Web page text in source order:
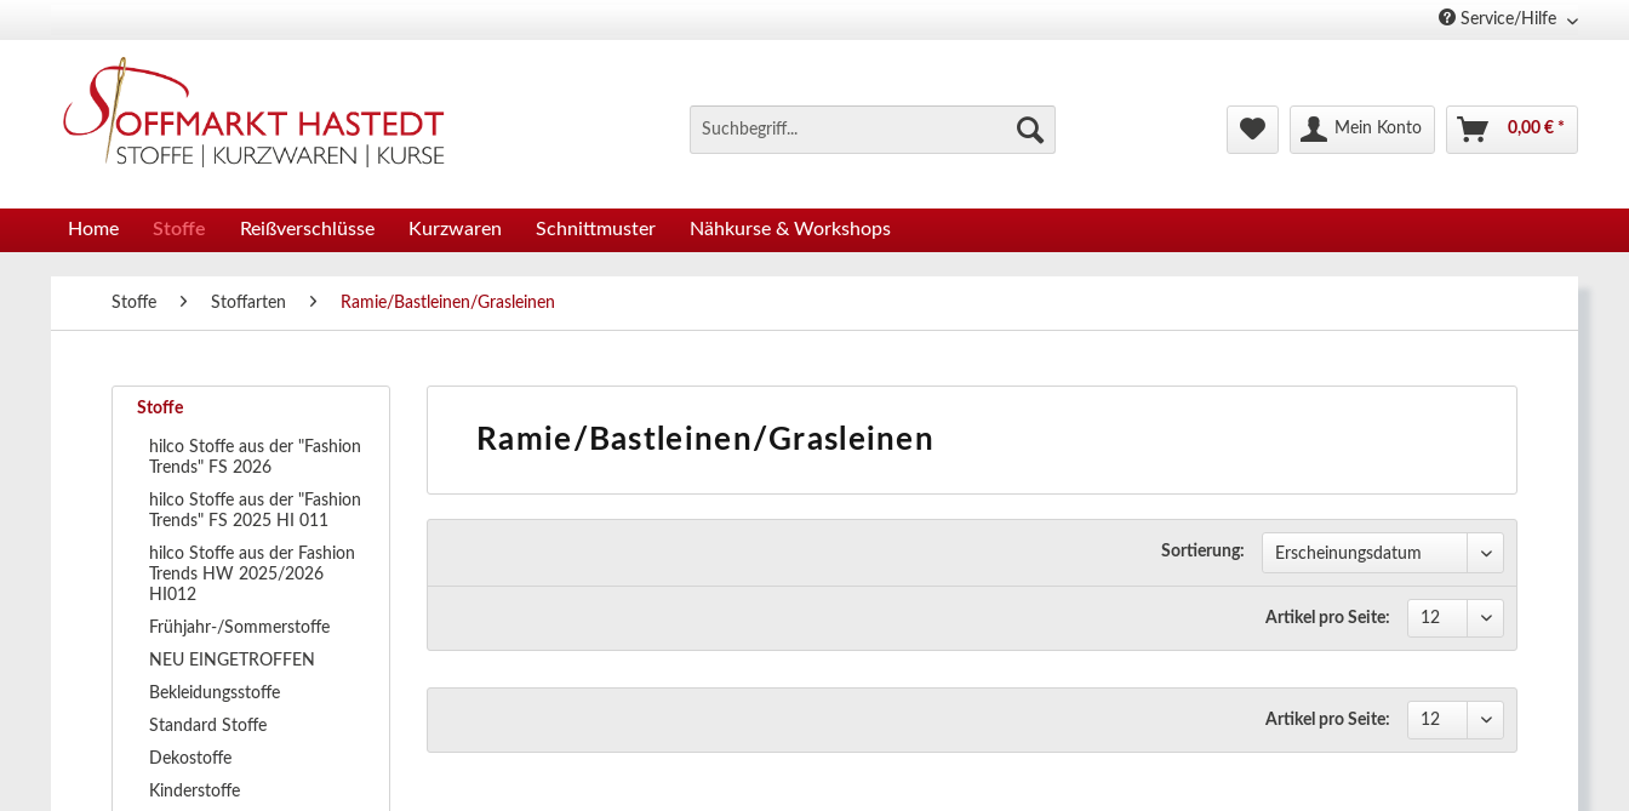
Service/Hilfe
Mein Konto 0,00 € *
Home Stoffe Reißverschlüsse Kurzwaren Schnittmuster Nähkurse & Workshops
Stoffe Stoffarten Ramie/Bastleinen/Grasleinen
Stoffe
hilco Stoffe aus der "Fashion
Trends" FS 2026
hilco Stoffe aus der "Fashion
Trends" FS 2025 HI 011
hilco Stoffe aus der Fashion
Trends HW 2025/2026
HI012
Frühjahr-/Sommerstoffe
NEU EINGETROFFEN
Bekleidungsstoffe
Standard Stoffe
Dekostoffe
Kinderstoffe
Ramie/Bastleinen/Grasleinen
Sortierung:
Artikel pro Seite:
Artikel pro Seite: